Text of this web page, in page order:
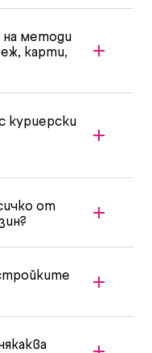
на методи
карти,
куриерски
от